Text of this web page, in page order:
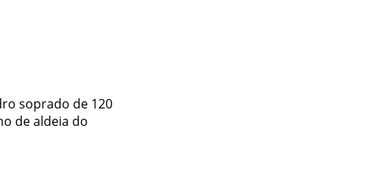
soprado de 120
de aldeia do